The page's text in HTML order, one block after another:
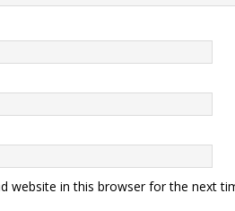
website in this browser for the next